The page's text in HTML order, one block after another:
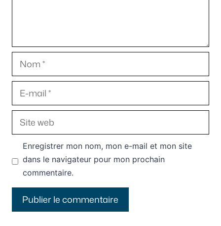
Nom
E-
mail
Site
web
Enregistrer mon nom, mon e-mail et mon site
dans le navigateur pour mon prochain
commentaire.